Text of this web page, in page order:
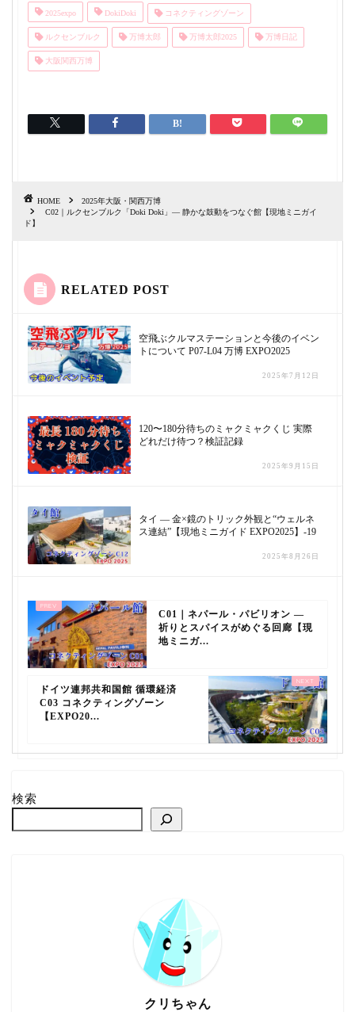
2025expo DokiDoki コネクティングゾーン
ルクセンブルク 万博太郎 万博太郎2025 万博日記
大阪関西万博
HOME
2025年大阪・関西万博
C02｜ルクセンブルク「Doki Doki」— 静かな鼓動をつなぐ館【現地ミニガイ
ド】
RELATED POST
空飛ぶクルマステーションと今後のイベン
トについて P07-L04 万博 EXPO2025
2025年7月12日
120〜180分待ちのミャクミャクくじ 実際
どれだけ待つ？検証記録
2025年9月15日
タイ — 金×鏡のトリック外観と“ウェルネ
ス連結”【現地ミニガイド EXPO2025】-19
2025年8月26日
C01｜ネパール・パビリオン —
祈りとスパイスがめぐる回廊【現
地ミニガ...
ドイツ連邦共和国館 循環経済
C03 コネクティングゾーン
【EXPO20...
検索
クリちゃん